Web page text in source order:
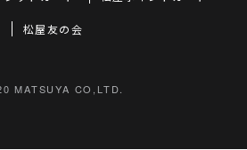
松屋友の会
MATSUYA CO,LTD.